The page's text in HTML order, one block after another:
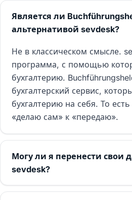
Является ли
альтернативой sevdesk?
Не в классическом смысле.
программа, с помощью
бухгалтерию.
бухгалтерский сервис,
бухгалтерию на себя. То
«делаю сам» к «передаю».
Могу ли я перенести свои
sevdesk?